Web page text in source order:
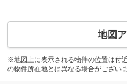
地図
※地図上に表示される物件の位置は付
の物件所在地とは異なる場合がございま